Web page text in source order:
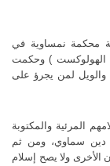
محكمة نمساوية في
بالسجن 3 سنوات وكان معتقلاً منذ نوفمبر 2005، والويل لمن يجرؤ على
المرئية والمكتوبة
دين سماوي، ومن ثم
الأخرى ولا يصح إسلام